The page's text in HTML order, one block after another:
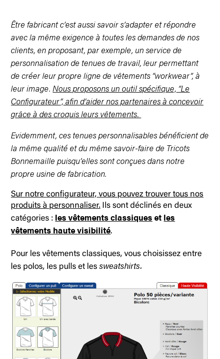
Être fabricant c’est aussi savoir s’adapter et répondre
avec la même exigence à toutes les demandes de nos
clients, en proposant, par exemple, un service de
personnalisation de tenues de travail, leur permettant
de créer leur propre ligne de vêtements “workwear”, à
leur image.Nous proposons un outil spécifique, “Le
Configurateur”, afin d’aider nos partenaires à concevoir
grâce à des croquis leurs vêtements.
Evidemment, ces tenues personnalisables bénéficient de
la même qualité et du même savoir-faire de Tricots
Bonnemaille puisqu’elles sont conçues dans notre
propre usine de fabrication.
Sur notre configurateur, vous pouvez trouver tous nos
produits à personnaliser. Ils sont déclinés en deux
catégories : les vêtements classiqueset les
vêtements haute visibilité.
Pour les vêtements classiques, vous choisissez entre
les polos, les pulls et lessweatshirts.